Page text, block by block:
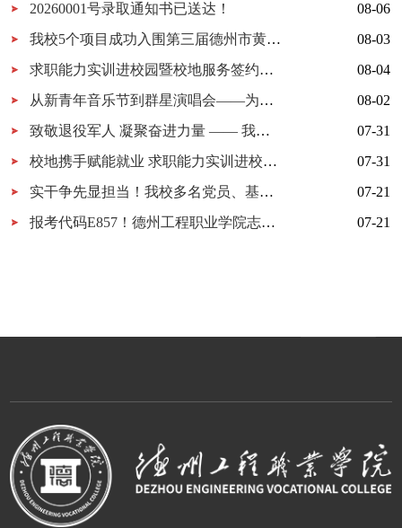
20260001号录取通知书已送达！
08-06
我校5个项目成功入围第三届德州市黄炎培职业教育创新创业大赛决赛
08-03
求职能力实训进校园暨校地服务签约仪式在我校举行
08-04
从新青年音乐节到群星演唱会——为什么又是德工？
08-02
致敬退役军人 凝聚奋进力量 —— 我校开展 “八一建军节” 拥军茶话会
07-31
校地携手赋能就业 求职能力实训进校园暨校地服务签约仪式在我校顺利举行
07-31
实干争先显担当！我校多名党员、基层党组织获市级表彰！
07-21
报考代码E857！德州工程职业学院志愿填报指南
07-21